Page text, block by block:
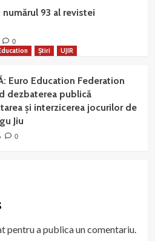
93 al revistei
0
Știri UJIR
Euro Education Federation
dezbaterea publică
și interzicerea jocurilor de
Jiu
0
pentru a publica un comentariu.